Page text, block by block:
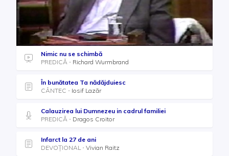
Nimic nu se schimbă
PREDICĂ
Richard Wurmbrand
În bunătatea Ta nădăjduiesc
CÂNTEC
Iosif Lazăr
Calauzirea lui Dumnezeu in cadrul familiei
PREDICĂ
Dragos Croitor
Infarct la 27 de ani
DEVOȚIONAL
Vivian Raitz